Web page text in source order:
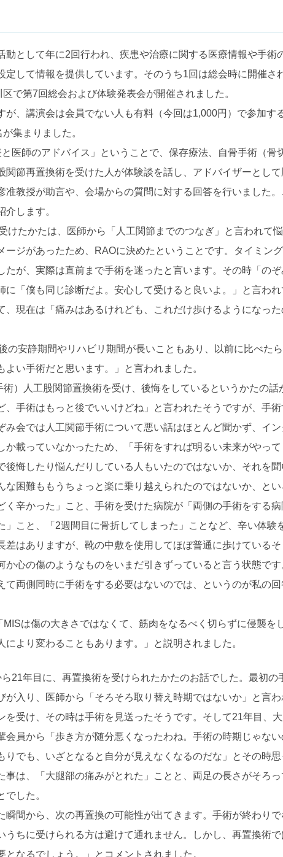
動として年に2回行われ、疾患や治療に関する医療情報や手術
定して情報を提供しています。そのうち1回は総会時に開催さ
で第7回総会および体験発表会が開催されました。
が、講演会は会員でない人も有料（今回は1,000円）で参加す
集まりました。
医師のアドバイス」ということで、保存療法、自骨手術（骨
関節再置換術を受けた人が体験談を話し、アドバイザーとして
准教授が助言や、会場からの質問に対する回答を行いました
します。
けたかたは、医師から「人工関節までのつなぎ」と言われて
ージがあったため、RAOに決めたということです。タイミン
たが、実際は直前まで手術を迷ったと言います。その時「の
に「僕も同じ診断だよ。安心して受けると良いよ。」と言わ
、現在は「痛みはあるけれども、これだけ歩けるようになっ
の安静期間やリハビリ期間が長いこともあり、以前に比べた
い手術だと思います。」と言われました。
）人工股関節置換術を受け、後悔をしているというかたの話
、手術はもっと後でいいけどね」と言われたそうですが、手
み会では人工関節手術について悪い話はほとんど聞かず、イ
か載っていなかったため、「手術をすれば明るい未来がやっ
後悔したり悩んだりしている人もいたのではないか、それを
困難ももうちょっと楽に乗り越えられたのではないか、とい
く辛かった」こと、手術を受けた病院が「両側の手術をする
」こと、「2週間目に骨折してしまった」ことなど、辛い体験
差はありますが、靴の中敷を使用してほぼ普通に歩けている
か心の傷のようなものをいまだ引きずっていると言う状態で
て両側同時に手術をする必要はないのでは、というのが私の
は傷の大きさではなくて、筋肉をなるべく切らずに侵襲を
より変わることもあります。」と説明されました。
21年目に、再置換術を受けられたかたのお話でした。最初の
が入り、医師から「そろそろ取り替え時期ではないか」と言
を受け、その時は手術を見送ったそうです。そして21年目、
会員から「歩き方が随分悪くなったわね。手術の時期じゃな
りでも、いざとなると自分が見えなくなるのだな」とその時思
事は、「大腿部の痛みがとれた」ことと、両足の長さがそろ
した。
瞬間から、次の再置換の可能性が出てきます。手術が終わり
うちに受けられる方は避けて通れません。しかし、再置換術
なるでしょう。」とコメントされました。